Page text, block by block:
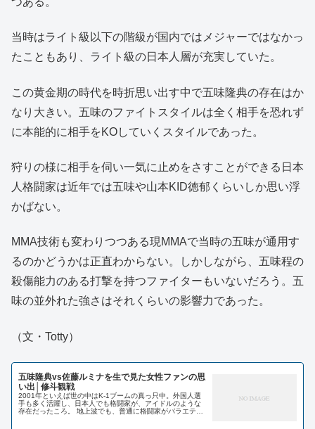
当時はライト級以下の階級が国内ではメジャーではなかっ
たこともあり、ライト級の日本人層が充実していた。
この黄金期の時代を時折思い出す中で五味隆典の存在はか
なり大きい。五味のファイトスタイルは全く相手を恐れず
に本能的に相手をKOしていくスタイルであった。
狩りの様に相手を伺い一気に止めをさすことができる日本
人格闘家は近年では五味や山本KID徳郁くらいしか思い浮
かばない。
MMA技術も変わりつつある現MMAで当時の五味が通用す
るのかどうかは正直わからない。しかしながら、五味程の
殺傷能力のある打撃を持つファイターもいないだろう。五
味の並外れた強さはそれくらいの影響力であった。
（文・Totty）
五味隆典vs佐藤ルミナを生で見た女性ファンの思
い出│修斗観戦
2001年といえば世の中はK-1ブームの真っ只中。外国人選
手も多く活躍し、日本人でも格闘家が、アイドルのような
存在だったころ。 地上波でも、普通に格闘家がバラエティ